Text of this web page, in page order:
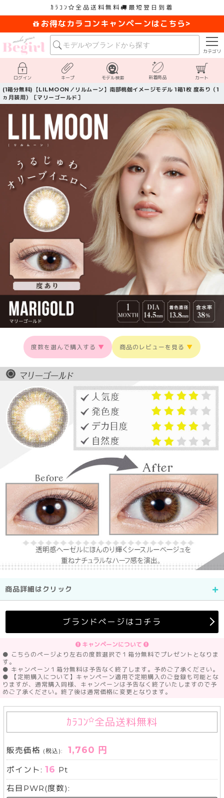
ｶﾗｺﾝ 全品送料無料 最短翌日到着
お得なカラコンキャンペーンはこちら>
カテゴリ
ログイン キープ モデル検索 新着商品 カート
(1箱分無料)【LILMOON／リルムーン】南部桃伽イメージモデル 1箱1枚 度あり（1
ヵ月装用）［マリーゴールド］
度数を選んで購入する ▼ 商品のレビューを見る ▼
商品詳細はクリック
ブランドページはコチラ
キャンペーンについて
● こちらのページより左右の度数選択で１箱分無料でプレゼントとなりま
す。
● キャンペーン１箱分無料は予告なく終了します。予めご了承ください。
● 【定期購入について】キャンペーン適用で定期購入のご登録も可能とな
りますが、通常購入同様、キャンペーンは予告なく終了いたしますので予
めご了承ください。終了後は通常価格に変更となります。
ｶﾗｺﾝ 全品送料無料
販売価格 (税込): 1,760 円
ポイント:16 Pt
右目PWR(度数):